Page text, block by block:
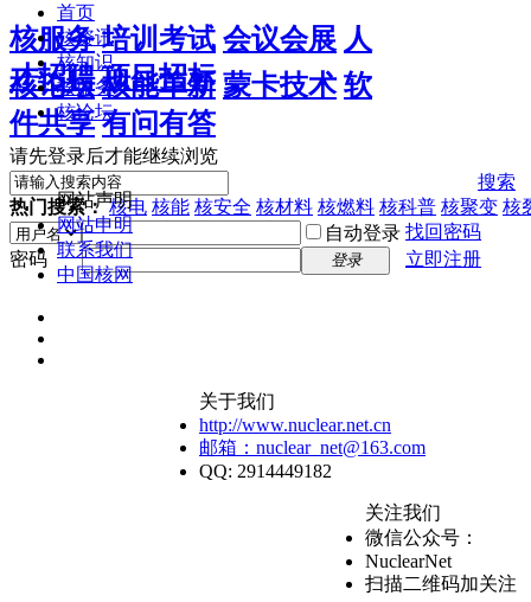
核服务 培训考试 会议会展 人
才招聘 项目招标
核论坛 核能革新 蒙卡技术 软
件共享 有问有答
搜索
热门搜索： 核电 核能 核安全 核材料 核燃料 核科普 核聚变 核
自动登录 找回密码
密码
登录 立即注册
首页
核资讯
核知识
核服务
核论坛
请先登录后才能继续浏览
网站声明
网站申明
联系我们
中国核网
关于我们
http://www.nuclear.net.cn
邮箱：nuclear_net@163.com
QQ: 2914449182
关注我们
微信公众号：
NuclearNet
扫描二维码加关注